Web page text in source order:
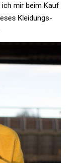
mir beim Kauf
Klei­dungs­